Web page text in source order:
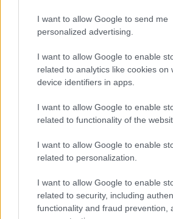
I want to allow Google to send me
personalized advertising.
I want to allow Google to enable
related to analytics like cookies on
device identifiers in apps.
I want to allow Google to enable
related to functionality of the
I want to allow Google to enable
related to personalization.
I want to allow Google to enable
related to security, including
functionality and fraud prevention,
ΡΟΗ ΕΙΔΗΣΕΩΝ
07/08/2026
«Αντίο» με ήττα για τις διεθνείς
Το πάλεψε μέχρι τέλους η Εθνική
στην Ιταλία Β’